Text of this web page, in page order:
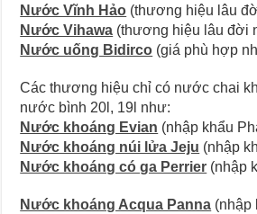
Nước Vĩnh Hảo (thương hiệu lâu
Nước Vihawa (thương hiệu lâu đời
Nước uống Bidirco (giá phù hợp
Các thương hiệu chỉ có nước chai
nước bình 20l, 19l như:
Nước khoáng Evian (nhập khẩu
Nước khoáng núi lửa Jeju (nhập
Nước khoáng có ga Perrier (nhập
Nước khoáng Acqua Panna (nhập